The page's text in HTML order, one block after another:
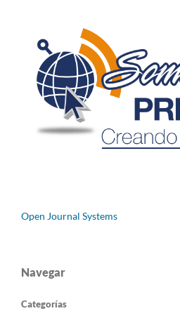
Open Journal Systems
Navegar
Categorías